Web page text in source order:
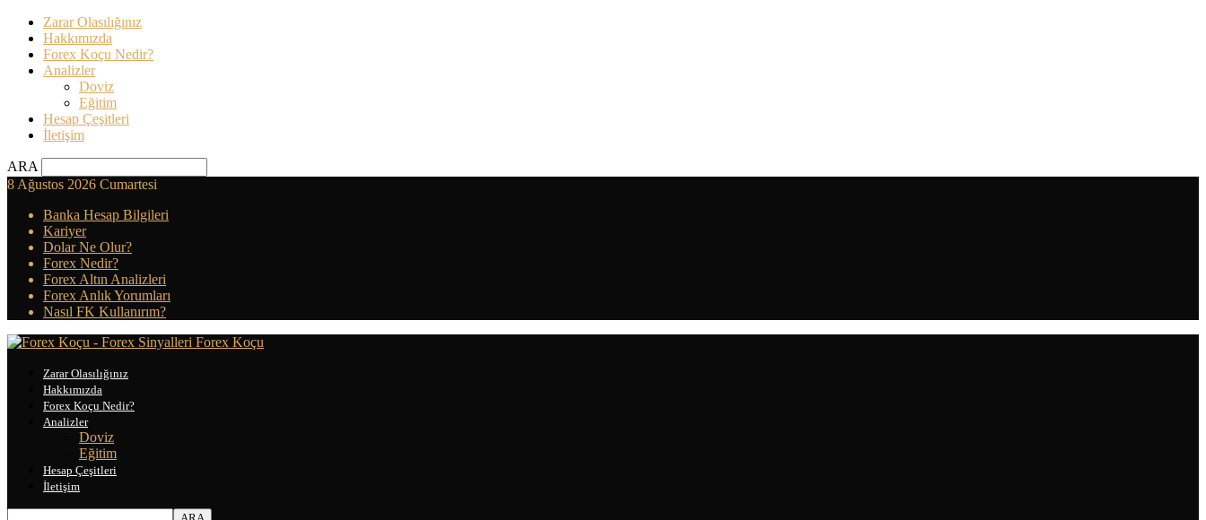
Zarar Olasılığınız
Hakkımızda
Forex Koçu Nedir?
Analizler
Doviz
Eğitim
Hesap Çeşitleri
İletişim
ARA
8 Ağustos 2026 Cumartesi
Banka Hesap Bilgileri
Kariyer
Dolar Ne Olur?
Forex Nedir?
Forex Altın Analizleri
Forex Anlık Yorumları
Nasıl FK Kullanırım?
Forex Koçu
Zarar Olasılığınız
Hakkımızda
Forex Koçu Nedir?
Analizler
Doviz
Eğitim
Hesap Çeşitleri
İletişim